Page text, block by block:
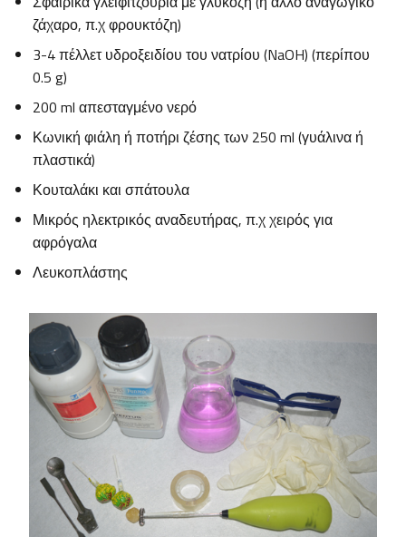
ζάχαρο, π.χ φρουκτόζη)
3-4 πέλλετ υδροξειδίου του νατρίου (NaOH) (περίπου
0.5 g)
200 ml απεσταγμένο νερό
Κωνική φιάλη ή ποτήρι ζέσης των 250 ml (γυάλινα ή
πλαστικά)
Κουταλάκι και σπάτουλα
Μικρός ηλεκτρικός αναδευτήρας, π.χ χειρός για
αφρόγαλα
Λευκοπλάστης